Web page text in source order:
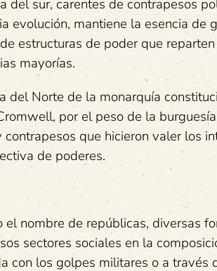
sur, carentes de contrapesos
evolución, mantiene la esencia de
estructuras de poder que
mayorías.
del Norte de la monarquía
por el peso de la
que hicieron valer los
de poderes.
nombre de repúblicas, diversas
sectores sociales en la
con los golpes militares o a través